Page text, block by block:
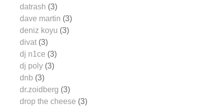
datrash (3)
dave martin (3)
deniz koyu (3)
divat (3)
dj n1ce (3)
dj poly (3)
dnb (3)
dr.zoidberg (3)
drop the cheese (3)